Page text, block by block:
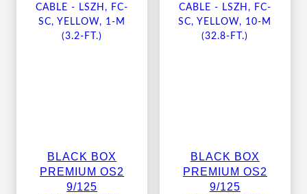
BLACK BOX
PREMIUM OS2
9/125
BLACK BOX
PREMIUM OS2
9/125